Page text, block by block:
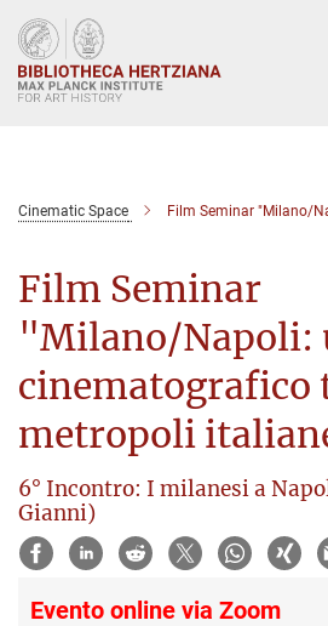
Main-
Content
Cinematic Space Film Seminar "Milano/Napoli: un
Film Seminar
"Milano/Napoli:
cinematografico
metropoli
6° Incontro: I milanesi a
Gianni)
Evento online via Zoom